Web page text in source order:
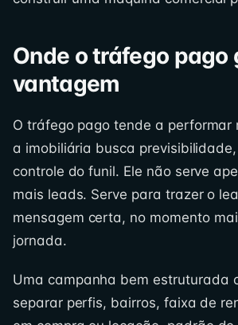
Onde o tráfego pago
vantagem
O tráfego pago tende a performar
a imobiliária busca
controle do funil. Ele não serve
mais leads. Serve para trazer o
mensagem certa, no momento
jornada.
Uma campanha bem estruturada
separar perfis, bairros, faixa de